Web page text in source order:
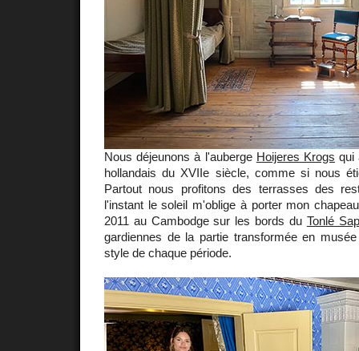
Nous déjeunons à l'auberge Hoijeres Krogs qui
hollandais du XVIIe siècle, comme si nous
Partout nous profitons des terrasses des
l'instant le soleil m'oblige à porter mon
2011 au Cambodge sur les bords du Tonlé Sap
gardiennes de la partie transformée en
style de chaque période.